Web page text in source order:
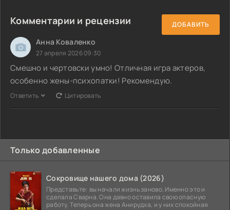
Комментарии и рецензии ДОБАВИТЬ
Анна Коваленко
27 апреля 2026 09:30
Смешно и чертовски умно! Отличная игра актеров,
особенно жены-психопатки! Рекомендую.
Ответить Цитировать
Только добавленные
Сокровище нашего дома (2026)
Представьте: вы начали жизнь заново. Именно это и
сделала Сварна. Она давно оставила свою опасную
работу. Теперь она жена Анирудха, и у них спокойная